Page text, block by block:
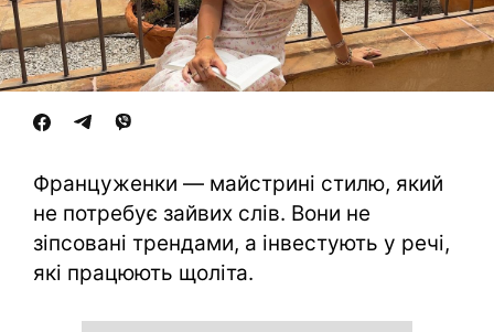
Француженки — майстрині стилю, який
не потребує зайвих слів. Вони не
зіпсовані трендами, а інвестують у речі,
які працюють щоліта.